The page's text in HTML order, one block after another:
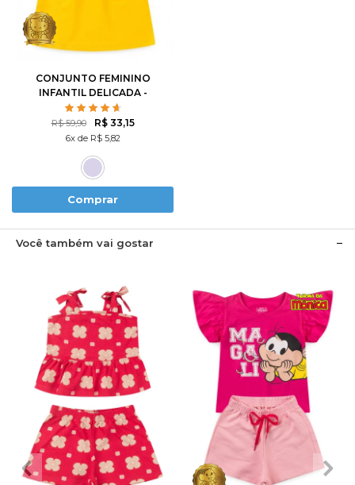
1 6
CONJUNTO FEMININO
INFANTIL DELICADA -
HELLO KITTY
R$ 59,90 R$ 33,15
6x de R$ 5,82
Comprar
Você também vai gostar
2 3 8 1 6